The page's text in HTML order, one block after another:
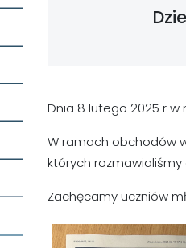
Dnia 8 lutego 2025 r w
W ramach obchodów
których
Zachęcamy uczniów